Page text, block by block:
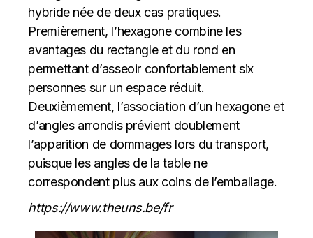
hybride née de deux cas pratiques.
Premièrement, l’hexagone combine les
avantages du rectangle et du rond en
permettant d’asseoir confortablement six
personnes sur un espace réduit.
Deuxièmement, l’association d’un hexagone et
d’angles arrondis prévient doublement
l’apparition de dommages lors du transport,
puisque les angles de la table ne
correspondent plus aux coins de l’emballage.
https://www.theuns.be/fr